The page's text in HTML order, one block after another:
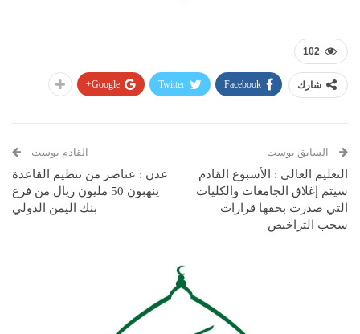
102
شارك Facebook
Twitter
Google+
السابق بوست
التعليم العالي : الأسبوع القادم
سيتم إغلاق الجامعات والكليات
التي صدرت بحقها قرارات
سحب التراخيص
القادم بوست
عدن : عناصر من تنظيم القاعدة
ينهبون 50 مليون ريال من فرع
بنك اليمن الدولي